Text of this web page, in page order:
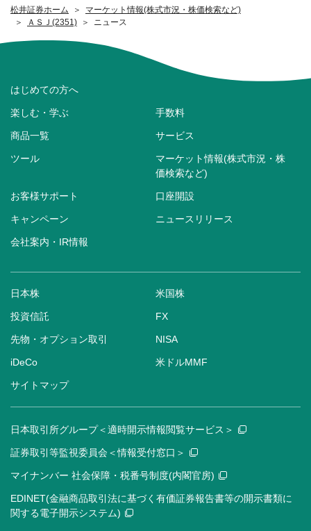
松井証券ホーム
マーケット情報(株式市況・株価検索など)
ＡＳＪ(2351)
ニュース
はじめての方へ
楽しむ・学ぶ 手数料
商品一覧 サービス
ツール
マーケット情報(株式市況・株
価検索など)
お客様サポート 口座開設
キャンペーン ニュースリリース
会社案内・IR情報
日本株 米国株
投資信託 FX
先物・オプション取引 NISA
iDeCo 米ドルMMF
サイトマップ
日本取引所グループ＜適時開示情報閲覧サービス＞
証券取引等監視委員会＜情報受付窓口＞
マイナンバー 社会保障・税番号制度(内閣官房)
EDINET(金融商品取引法に基づく有価証券報告書等の開示書類に
関する電子開示システム)